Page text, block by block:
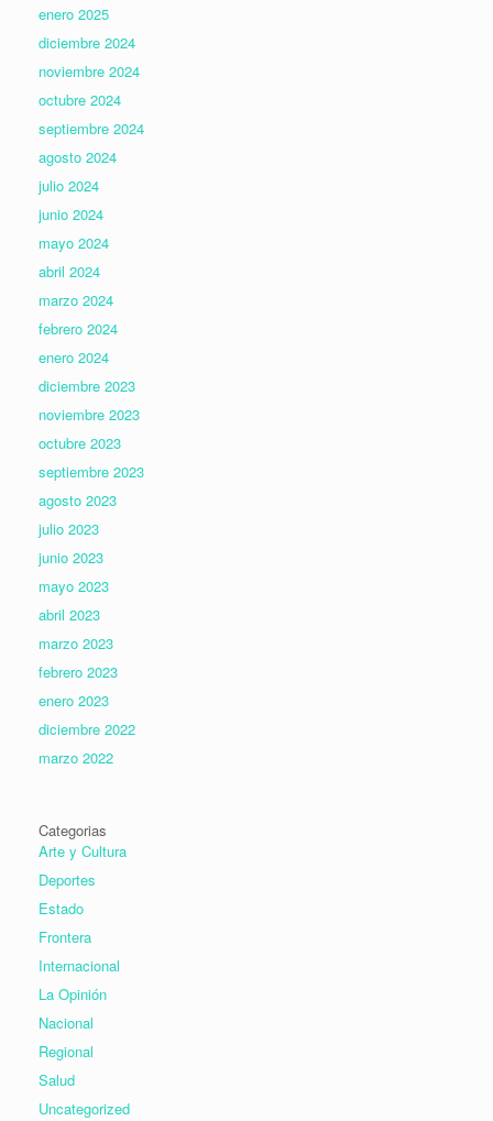
enero 2025
diciembre 2024
noviembre 2024
octubre 2024
septiembre 2024
agosto 2024
julio 2024
junio 2024
mayo 2024
abril 2024
marzo 2024
febrero 2024
enero 2024
diciembre 2023
noviembre 2023
octubre 2023
septiembre 2023
agosto 2023
julio 2023
junio 2023
mayo 2023
abril 2023
marzo 2023
febrero 2023
enero 2023
diciembre 2022
marzo 2022
Categorias
Arte y Cultura
Deportes
Estado
Frontera
Internacional
La Opinión
Nacional
Regional
Salud
Uncategorized